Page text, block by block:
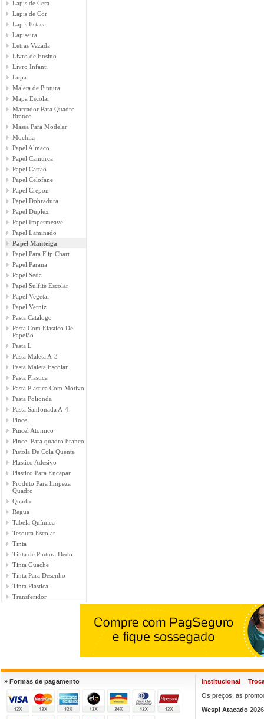
Lapis de Cera
Lapis de Cor
Lapis Estaca
Lapiseira
Letras Vazada
Livro de Ensino
Livro Infanti
Lupa
Maleta de Pintura
Mapa Escolar
Marcador Para Quadro
Branco
Massa Para Modelar
Mochila
Papel Almaco
Papel Camurca
Papel Cartao
Papel Celofane
Papel Crepon
Papel Dobradura
Papel Duplex
Papel Impermeavel
Papel Laminado
Papel Manteiga
Papel Para Flip Chart
Papel Parana
Papel Seda
Papel Sulfite Escolar
Papel Vegetal
Papel Verniz
Pasta Catalogo
Pasta Com Elastico De
Papelão
Pasta L
Pasta Maleta A-3
Pasta Maleta Escolar
Pasta Plastica
Pasta Plastica Com Motivo
Pasta Polionda
Pasta Sanfonada A-4
Pincel
Pincel Atomico
Pincel Para quadro branco
Pistola De Cola Quente
Plastico Adesivo
Plastico Para Encapar
Produto Para limpeza
Quadro
Quadro
Regua
Tabela Química
Tesoura Escolar
Tinta
Tinta de Pintura Dedo
Tinta Guache
Tinta Para Desenho
Tinta Plastica
Transferidor
» Formas de pagamento Institucional
Os preços, as
Wespi Atacado